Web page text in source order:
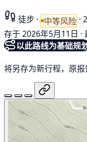
徒步 · 中等风险 ·
存于 2026年5月11日 ·
以此路线为基础规
将另存为新行程，原报